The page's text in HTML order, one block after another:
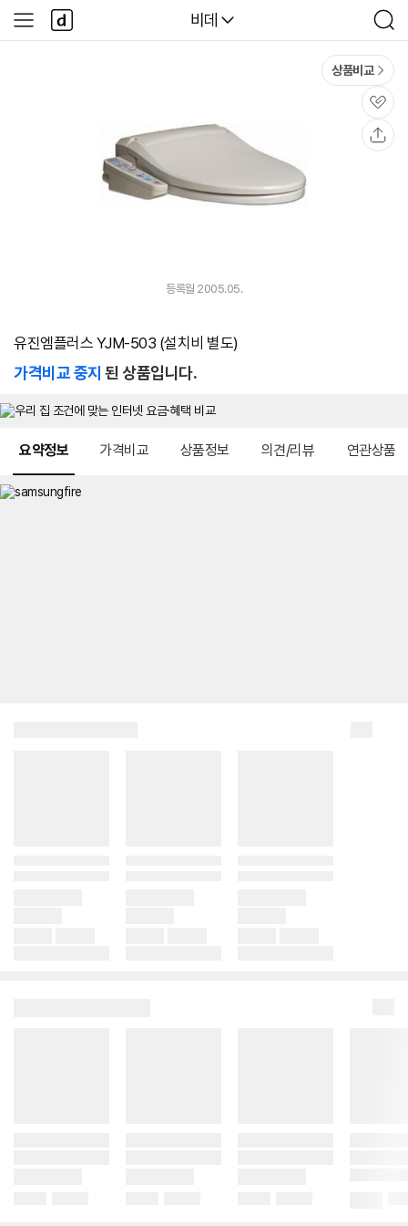
다나와
비데
검
색
사
이
다
나
와
상품비교
관
심
등록월 2005.05.
유진엠플러스 YJM-503 (설치비 별도)
가격비교 중지 된 상품입니다.
요약정보 가격비교 상품정보 의견/리뷰 연관상품